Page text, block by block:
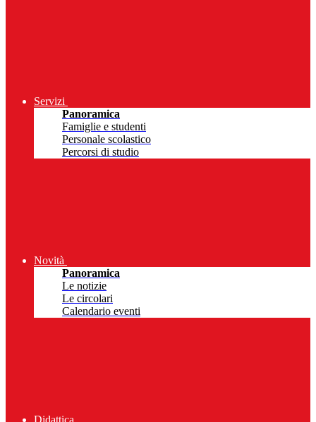
Servizi
Panoramica
Famiglie e studenti
Personale scolastico
Percorsi di studio
Novità
Panoramica
Le notizie
Le circolari
Calendario eventi